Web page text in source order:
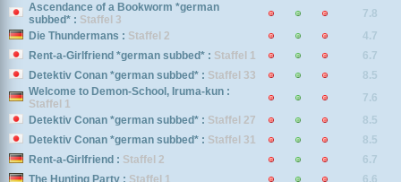
Ascendance of a Bookworm *german
subbed* : Staffel 3
7.8
Die Thundermans : Staffel 2
4.7
Rent-a-Girlfriend *german subbed* : Staffel 1
6.7
Detektiv Conan *german subbed* : Staffel 33
8.5
Welcome to Demon-School, Iruma-kun :
Staffel 1
7.6
Detektiv Conan *german subbed* : Staffel 27
8.5
Detektiv Conan *german subbed* : Staffel 31
8.5
Rent-a-Girlfriend : Staffel 2
6.7
The Hunting Party : Staffel 1
6.6